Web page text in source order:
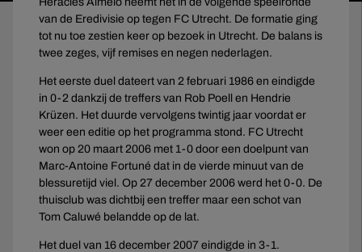
van de Eredivisie op tegen FC Utrecht. De formatie ging
tot nu toe zestien keer op bezoek in Utrecht. De balans is
twee zeges, vijf remises en negen nederlagen.
Het eerste duel dateert van 2 februari 1986 en eindigde
in 0-2 dankzij de treffers van Rob Poell en Hendrie
Krüzen. Het duurde vervolgens twintig jaar voordat er
weer een editie op het programma stond. FC Utrecht
won op 20 maart 2006 met 1-0 door een doelpunt van
Marc-Antoine Fortuné dat in de vierde minuut van de
blessuretijd viel. Op 27 december 2006 werd het 0-0. De
thuisclub was dichtbij een treffer maar een schot van
Tom Caluwé belandde op de lat.
Het duel van 16 december 2007 eindigde in 3-1.